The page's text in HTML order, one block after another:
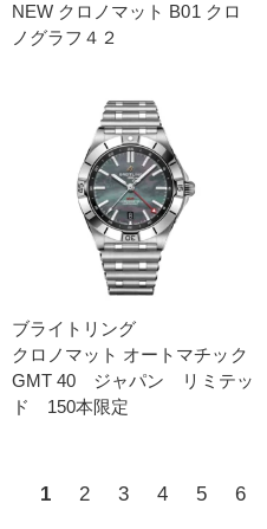
NEW クロノマット B01 クロ
ノグラフ４２
ブライトリング
クロノマット オートマチック
GMT 40 ジャパン リミテッ
ド 150本限定
1 2 3 4 5 6